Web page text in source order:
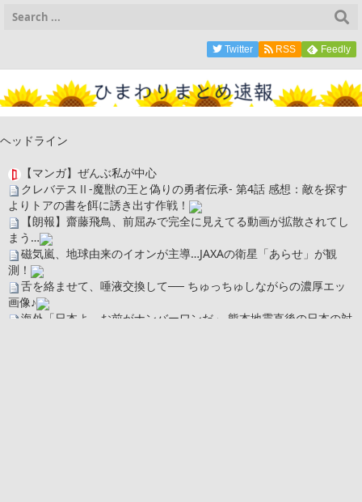
Twitter RSS Feedly
ヘッドライン
【マンガ】ぜんぶ私が中心
クレバテスⅡ-魔獣の王と偽りの勇者伝承- 第4話 感想：敵を探す
よりトアの書を餌に誘き出す作戦！
【朗報】齋藤飛鳥、前屈みで完全に見えてる動画が拡散されてし
まう…
磁気嵐、地球由来のイオンが主導…JAXAの衛星「あらせ」が観
測！
舌を絡ませて、唾液交換して── ちゅっちゅしながらの濃厚エッ
画像♪
海外「日本よ、お前がナンバーワンだ」 熊本地震直後の日本の対